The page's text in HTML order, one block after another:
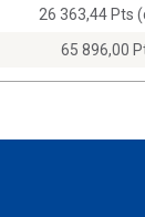
26 363,44 Pts
65 896,00